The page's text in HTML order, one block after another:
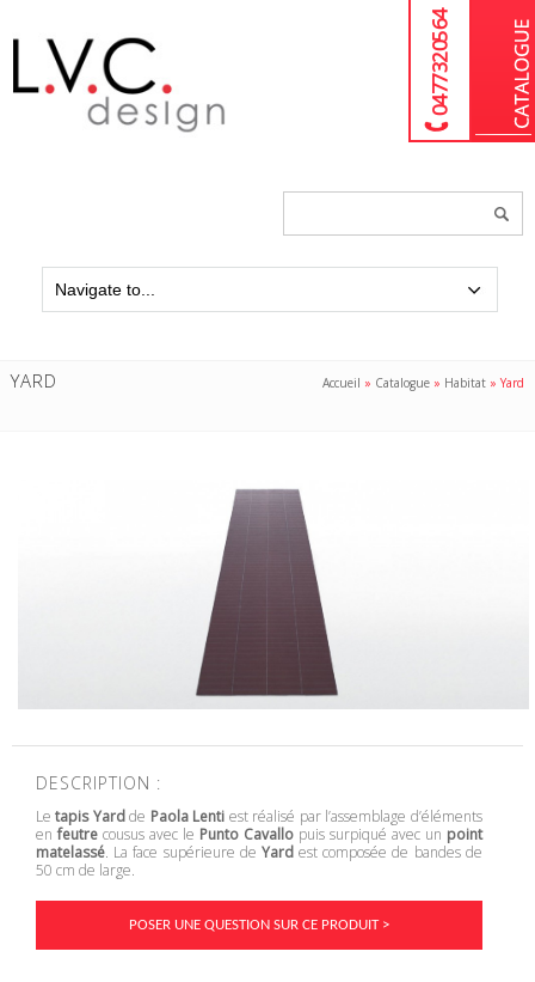
04 77 32 05 64
YARD Accueil » Catalogue » Habitat »Yard
DESCRIPTION :
Letapis Yardde Paola Lenti est réalisé par l’assemblage d’éléments
enfeutrecousus avec le Punto Cavallopuis surpiqué avec un point
matelassé. La face supérieure de Yardest composée de bandes de
50 cm de large.
POSER UNE QUESTION SUR CE PRODUIT >